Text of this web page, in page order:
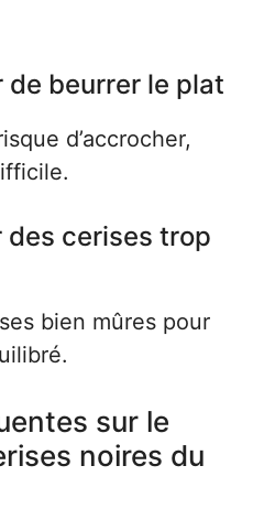
de beurrer le plat
d’accrocher,
des cerises trop
bien mûres pour
sur le
noires du